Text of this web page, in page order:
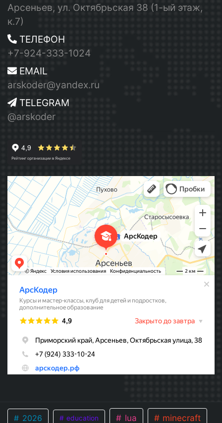
Арсеньев, ул. Октябрьская 38 (1-ый этаж,
к.7)
ТЕЛЕФОН
+7-924-333-1024
EMAIL
arskoder@yandex.ru
TELEGRAM
@arskoder
2026 education lua minecraft